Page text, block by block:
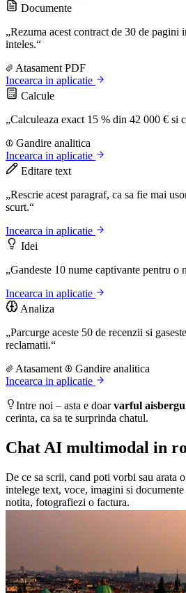
Documente
„Rezuma acest contract de 30 de pagini
inteles.“
Atasament PDF
Incearca in aplicatie
Calcule
„Calculeaza exact 15 % din 42 000 € si
Gandire analitica
Incearca in aplicatie
Editare text
„Rescrie acest paragraf, ca sa fie mai
scurt.“
Incearca in aplicatie
Idei
„Gandeste 10 nume captivante pentru o
Incearca in aplicatie
Analiza
„Parcurge aceste 50 de recenzii si
reclamatii.“
Atasament
Gandire analitica
Incearca in aplicatie
Intre noi – asta e doarvarful
cerinta, ca sa te surprinda chatul.
Chat AI multimodal in
De ce sa scrii, cand poti vorbi sau arata
intelege text, voce, imagini si
notita, fotografiezi o factura.